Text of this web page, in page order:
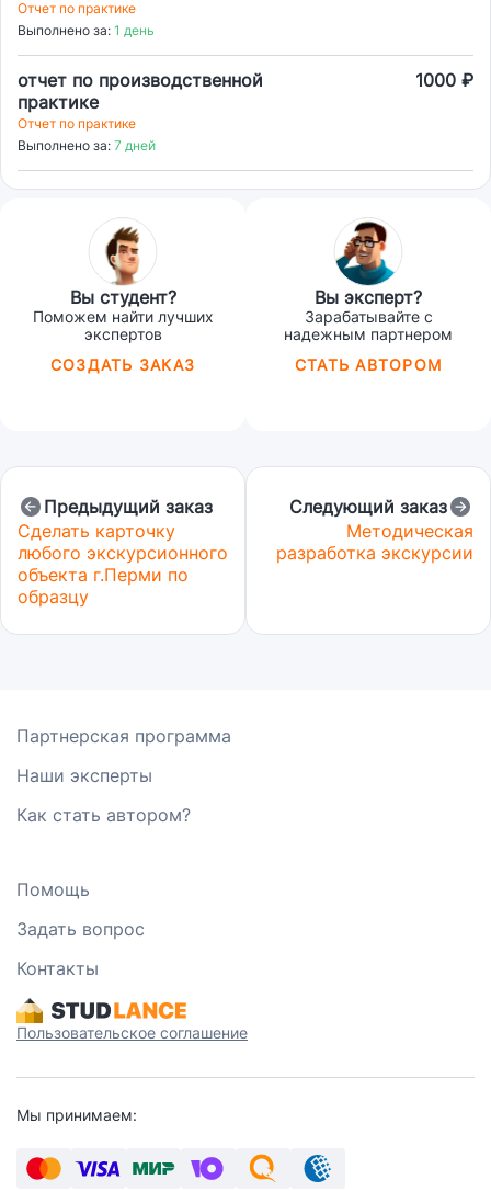
Отчет по практике
Выполнено за: 1 день
отчет по производственной
практике
1000 ₽
Отчет по практике
Выполнено за: 7 дней
Вы студент?
Поможем найти лучших
экспертов
СОЗДАТЬ ЗАКАЗ
Вы эксперт?
Зарабатывайте с
надежным партнером
СТАТЬ АВТОРОМ
Предыдущий заказ
Сделать карточку
любого экскурсионного
объекта г.Перми по
образцу
Следующий заказ
Методическая
разработка экскурсии
Партнерская программа
Наши эксперты
Как стать автором?
Помощь
Задать вопрос
Контакты
Пользовательское соглашение
Мы принимаем: